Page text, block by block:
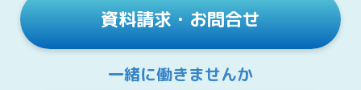
資料請求・お問合せ
一緒に働きませんか